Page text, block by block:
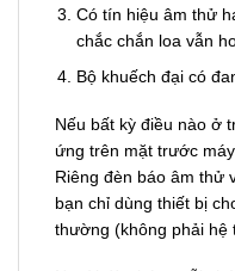
Có tín hiệu âm thử
chắc chắn loa vẫn
Bộ khuếch đại có
Nếu bất kỳ điều nào ở
ứng trên mặt trước
Riêng đèn báo âm thử
bạn chỉ dùng thiết bị
thường (không phải hệ